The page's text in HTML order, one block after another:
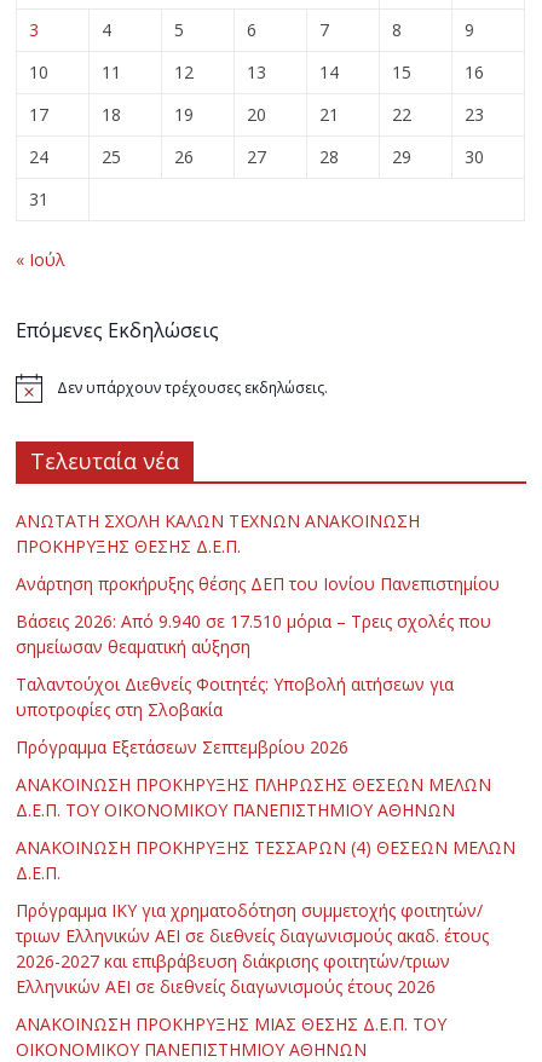
3
4 5 6 7 8
9
10
11 12 13 14 15
16
17
18 19 20 21 22
23
24
25 26 27 28 29
30
31
« Ιούλ
Επόμενες Εκδηλώσεις
Δεν υπάρχουν τρέχουσες εκδηλώσεις.
Τελευταία νέα
ΑΝΩΤΑΤΗ ΣΧΟΛΗ ΚΑΛΩΝ ΤΕΧΝΩΝ ΑΝΑΚΟΙΝΩΣΗ
ΠΡΟΚΗΡΥΞΗΣ ΘΕΣΗΣ Δ.Ε.Π.
Ανάρτηση προκήρυξης θέσης ΔΕΠ του Ιονίου Πανεπιστημίου
Βάσεις 2026: Από 9.940 σε 17.510 μόρια – Τρεις σχολές που
σημείωσαν θεαματική αύξηση
Ταλαντούχοι Διεθνείς Φοιτητές: Υποβολή αιτήσεων για
υποτροφίες στη Σλοβακία
Πρόγραμμα Εξετάσεων Σεπτεμβρίου 2026
ΑΝΑΚΟΙΝΩΣΗ ΠΡΟΚΗΡΥΞΗΣ ΠΛΗΡΩΣΗΣ ΘΕΣΕΩΝ ΜΕΛΩΝ
Δ.Ε.Π. ΤΟΥ ΟΙΚΟΝΟΜΙΚΟΥ ΠΑΝΕΠΙΣΤΗΜΙΟΥ ΑΘΗΝΩΝ
ΑΝΑΚΟΙΝΩΣΗ ΠΡΟΚΗΡΥΞΗΣ ΤΕΣΣΑΡΩΝ (4) ΘΕΣΕΩΝ ΜΕΛΩΝ
Δ.Ε.Π.
Πρόγραμμα ΙΚΥ για χρηματοδότηση συμμετοχής φοιτητών/
τριων Ελληνικών ΑΕΙ σε διεθνείς διαγωνισμούς ακαδ. έτους
2026-2027 και επιβράβευση διάκρισης φοιτητών/τριων
Ελληνικών ΑΕΙ σε διεθνείς διαγωνισμούς έτους 2026
ΑΝΑΚΟΙΝΩΣΗ ΠΡΟΚΗΡΥΞΗΣ ΜΙΑΣ ΘΕΣΗΣ Δ.Ε.Π. ΤΟΥ
ΟΙΚΟΝΟΜΙΚΟΥ ΠΑΝΕΠΙΣΤΗΜΙΟΥ ΑΘΗΝΩΝ